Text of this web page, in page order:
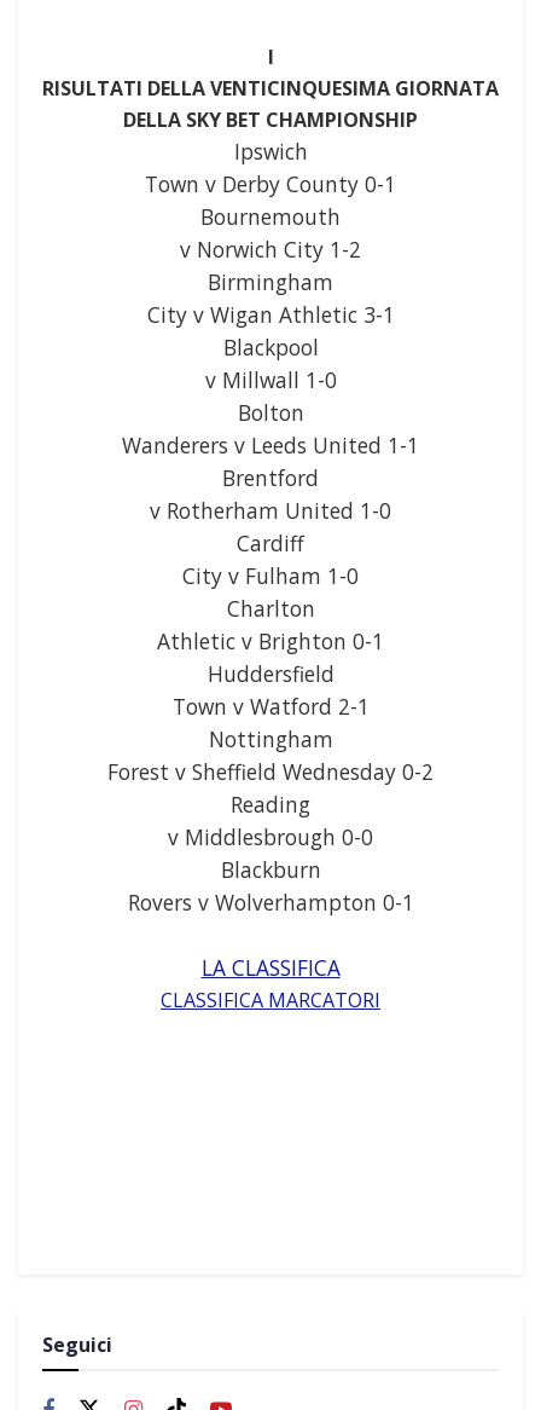
I
RISULTATI DELLA VENTICINQUESIMA GIORNATA
DELLA SKY BET CHAMPIONSHIP
Ipswich
Town v Derby County 0-1
Bournemouth
v Norwich City 1-2
Birmingham
City v Wigan Athletic 3-1
Blackpool
v Millwall 1-0
Bolton
Wanderers v Leeds United 1-1
Brentford
v Rotherham United 1-0
Cardiff
City v Fulham 1-0
Charlton
Athletic v Brighton 0-1
Huddersfield
Town v Watford 2-1
Nottingham
Forest v Sheffield Wednesday 0-2
Reading
v Middlesbrough 0-0
Blackburn
Rovers v Wolverhampton 0-1
LA CLASSIFICA
CLASSIFICA MARCATORI
Seguici